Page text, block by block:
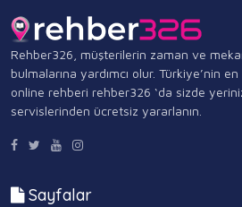
Rehber326, müşterilerin zaman ve
bulmalarına yardımcı olur. Türkiye’nin
online rehberi rehber326 ‘da sizde
servislerinden ücretsiz yararlanın.
Sayfalar